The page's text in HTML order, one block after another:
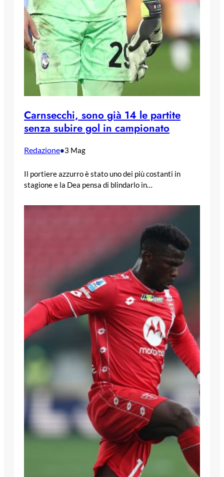
Carnsecchi, sono già 14 le partite
senza subire gol in campionato
Redazione•3 Mag
Il portiere azzurro è stato uno dei più costanti in
stagione e la Dea pensa di blindarlo in…